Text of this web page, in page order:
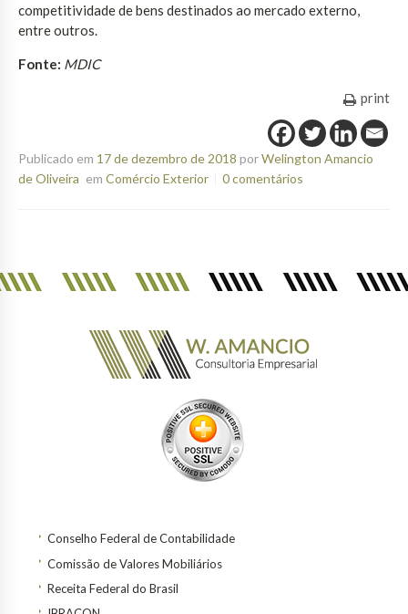
competitividade de bens destinados ao mercado externo,
entre outros.
Fonte: MDIC
print
Publicado em 17 de dezembro de 2018 porWelington Amancio
de Oliveira em Comércio Exterior 0 comentários
Conselho Federal de Contabilidade
Comissão de Valores Mobiliários
Receita Federal do Brasil